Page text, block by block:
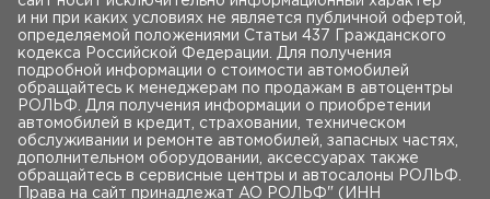
и ни при каких условиях не является публичной офертой,
определяемой положениями Статьи 437 Гражданского
кодекса Российской Федерации. Для получения
подробной информации о стоимости автомобилей
обращайтесь к менеджерам по продажам в автоцентры
РОЛЬФ. Для получения информации о приобретении
автомобилей в кредит, страховании, техническом
обслуживании и ремонте автомобилей, запасных частях,
дополнительном оборудовании, аксессуарах также
обращайтесь в сервисные центры и автосалоны РОЛЬФ.
Права на сайт принадлежат AO РОЛЬФ" (ИНН